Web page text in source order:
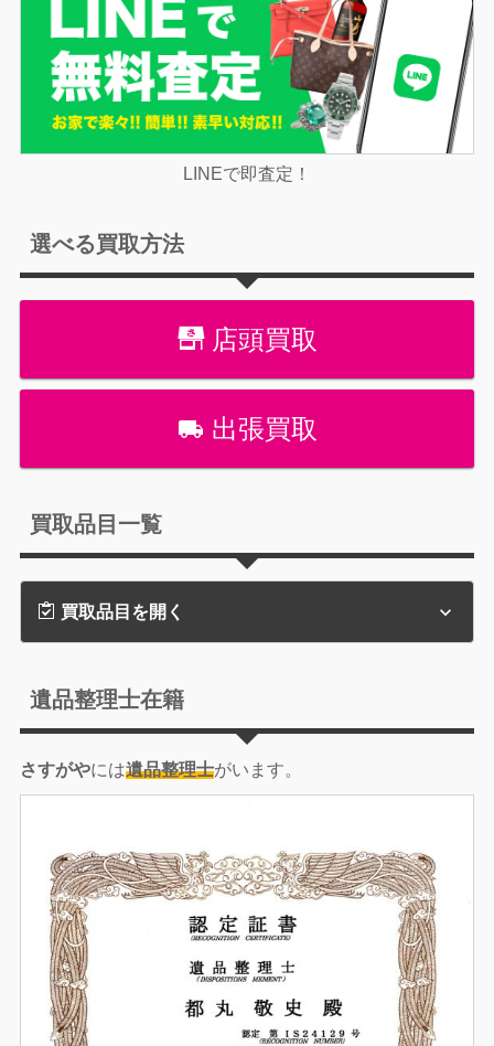
LINEで即査定！
選べる買取方法
店頭買取
出張買取
買取品目一覧
買取品目を開く
遺品整理士在籍
さすがやには遺品整理士がいます。